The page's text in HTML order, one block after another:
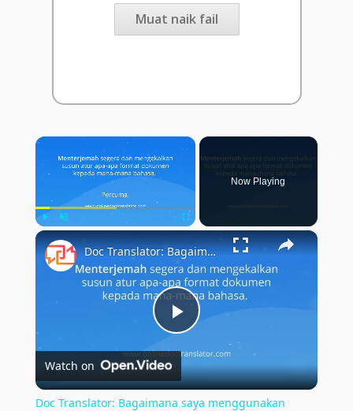
Muat naik fail
×
Play Unmute Fullscreen
Now Playing
×
Play
Video
Doc Translator: Bagaimana saya menggunakan penterjemah dokumen?
Watch on
Doc Translator: Bagaimana saya menggunakan